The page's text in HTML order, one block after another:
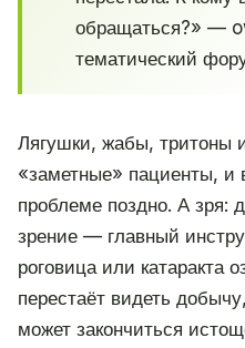
обращаться?» —
тематический
Лягушки, жабы,
«заметные» пациенты, и
проблеме поздно. А
зрение — главный
роговица или катаракта
перестаёт видеть
может закончиться